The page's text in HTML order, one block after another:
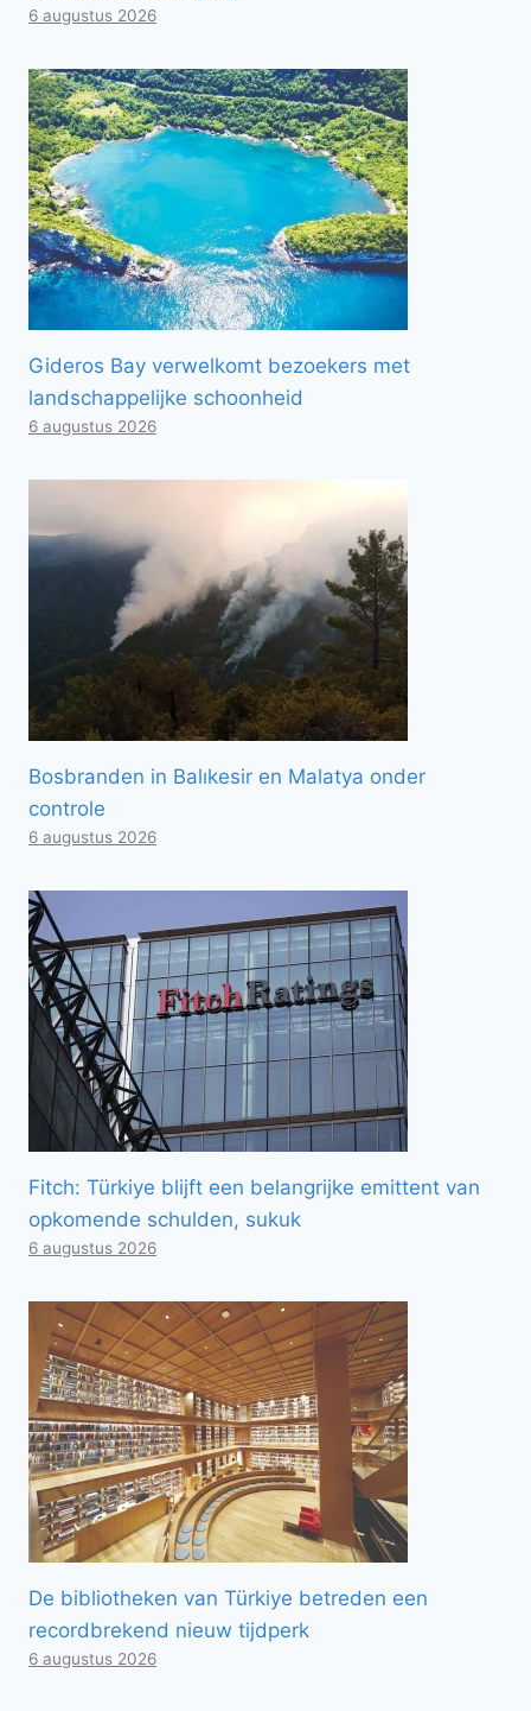
6 augustus 2026
Gideros Bay verwelkomt bezoekers met
landschappelijke schoonheid
6 augustus 2026
Bosbranden in Balıkesir en Malatya onder
controle
6 augustus 2026
Fitch: Türkiye blijft een belangrijke emittent van
opkomende schulden, sukuk
6 augustus 2026
De bibliotheken van Türkiye betreden een
recordbrekend nieuw tijdperk
6 augustus 2026